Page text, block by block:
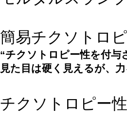
簡易チクソトロ
“チクソトロピー性を付
見た目は硬く見えるが、
チクソトロピー